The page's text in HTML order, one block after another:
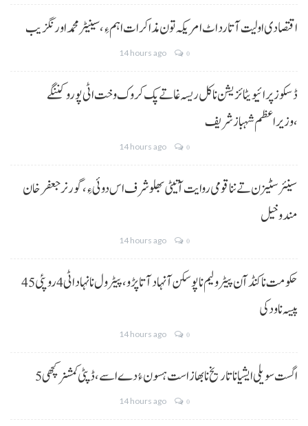
اقتصادی اولیت آتا رد اٹ امریکہ تون مذاکرات اہم ءِ،سینیٹر محمد اورنگزیب
14 hours ago 0
ڈسکوز پرائیویٹائزیشن نا کل ریسہ غاتے پک کروک وخت اٹی پورو کننگے
،وزیراعظم شہباز شریف
14 hours ago 0
سینئر سٹیزن تے ننا قومی روایت آتیٹی بھلو شرف اس دوئی ءِ،گورنر جعفرخان
مندوخیل
14 hours ago 0
حکومت نا کنڈ آن پیٹرولیم نا پوسکن آ نہاد آتا پڑو،پیٹرول نا نہاد اٹی 4 روپئی 45
پیسہ نا ودکی
14 hours ago 0
5 اگست سویلی ایشیا نا تاریخ نا بھاز است ہسون ءُ دے اسے،ڈپٹی کمشنر کچھی
14 hours ago 0